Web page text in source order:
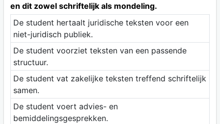
en dit zowel schriftelijk als mondeling.
De student hertaalt juridische teksten voor een
niet-juridisch publiek.
De student voorziet teksten van een passende
structuur.
De student vat zakelijke teksten treffend schriftelijk
samen.
De student voert advies- en
bemiddelingsgesprekken.